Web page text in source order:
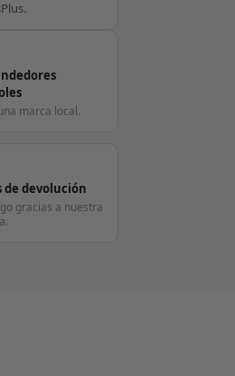
marca local.
de devolución
gracias a nuestra